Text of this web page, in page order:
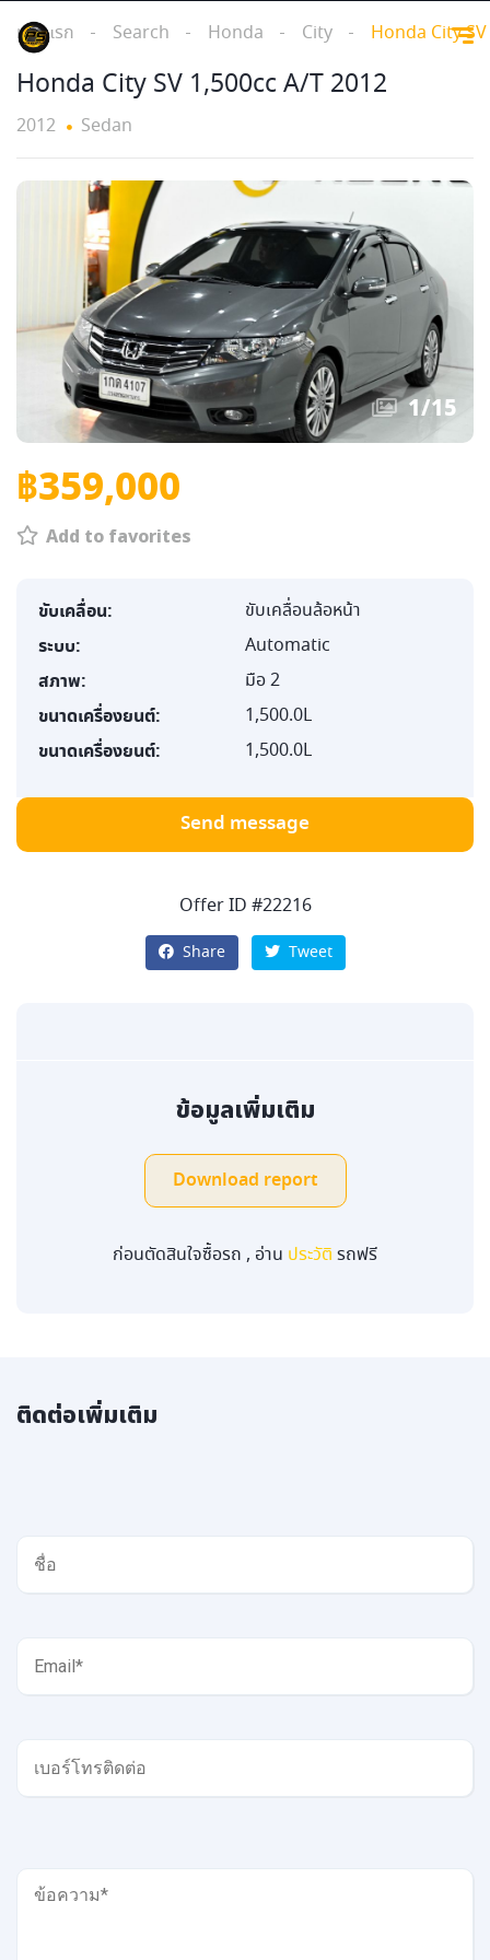
หน้าแรก Search Honda City Honda City
Honda City SV 1,500cc A/T 2012
2012 Sedan
1/15
฿359,000
Add to favorites
ขับเคลื่อน: ขับเคลื่อนล้อหน้า
ระบบ: Automatic
สภาพ: มือ 2
ขนาดเครื่องยนต์: 1,500.0L
ขนาดเครื่องยนต์: 1,500.0L
Send message
Offer ID #22216
Share Tweet
ข้อมูลเพิ่มเติม
Download report
ก่อนตัดสินใจซื้อรถ , อ่าน ประวัติ รถฟรี
ติดต่อเพิ่มเติม